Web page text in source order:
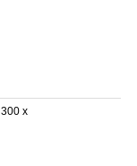
300 x